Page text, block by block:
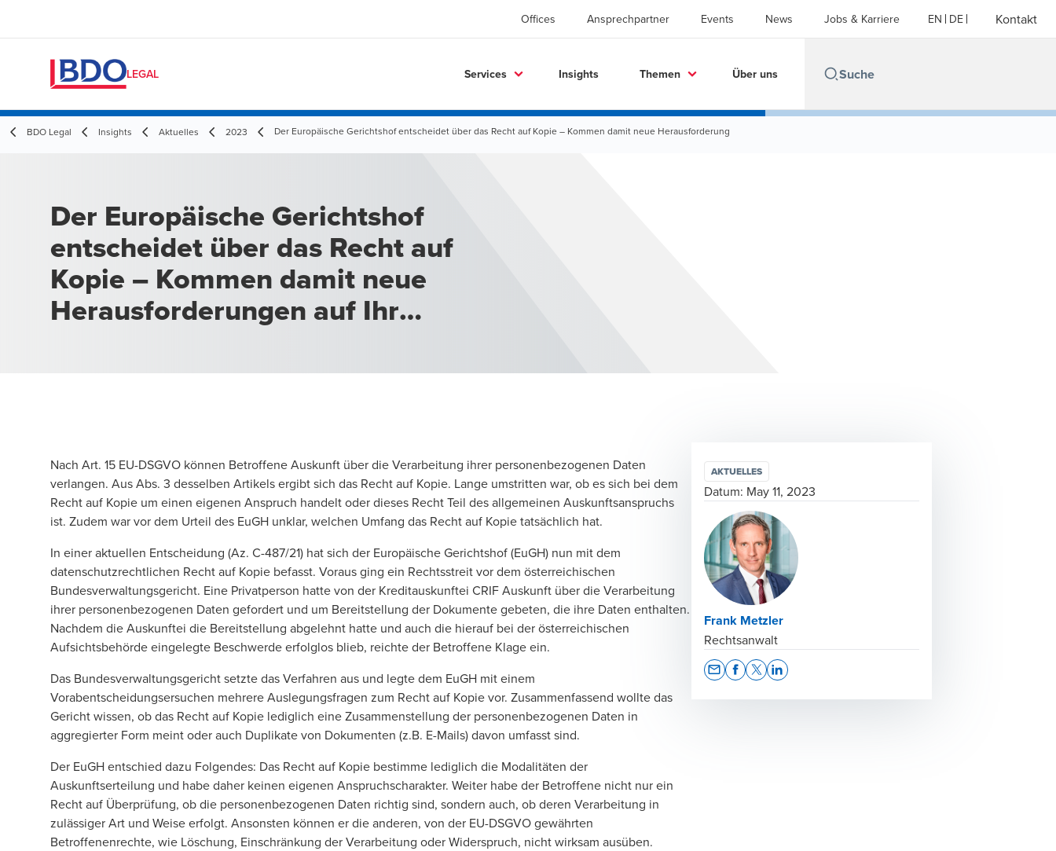
Offices Ansprechpartner Events News Jobs & Karriere EN DE Kontakt
LEGAL Services Insights Themen Über uns
BDO Legal Insights Aktuelles 2023 Der Europäische Gerichtshof entscheidet über das Recht auf Kopie – Kommen damit neue Herausforderung
Der Europäische Gerichtshof
entscheidet über das Recht auf
Kopie – Kommen damit neue
Herausforderungen auf Ihr
Nach Art. 15 EU-DSGVO können Betroffene Auskunft über die Verarbeitung ihrer personenbezogenen Daten
verlangen. Aus Abs. 3 desselben Artikels ergibt sich das Recht auf Kopie. Lange umstritten war, ob es sich bei dem
Recht auf Kopie um einen eigenen Anspruch handelt oder dieses Recht Teil des allgemeinen Auskunftsanspruchs
ist. Zudem war vor dem Urteil des EuGH unklar, welchen Umfang das Recht auf Kopie tatsächlich hat.
In einer aktuellen Entscheidung (Az. C-487/21) hat sich der Europäische Gerichtshof (EuGH) nun mit dem
datenschutzrechtlichen Recht auf Kopie befasst. Voraus ging ein Rechtsstreit vor dem österreichischen
Bundesverwaltungsgericht. Eine Privatperson hatte von der Kreditauskunftei CRIF Auskunft über die Verarbeitung
ihrer personenbezogenen Daten gefordert und um Bereitstellung der Dokumente gebeten, die ihre Daten enthalten.
Nachdem die Auskunftei die Bereitstellung abgelehnt hatte und auch die hierauf bei der österreichischen
Aufsichtsbehörde eingelegte Beschwerde erfolglos blieb, reichte der Betroffene Klage ein.
Das Bundesverwaltungsgericht setzte das Verfahren aus und legte dem EuGH mit einem
Vorabentscheidungsersuchen mehrere Auslegungsfragen zum Recht auf Kopie vor. Zusammenfassend wollte das
Gericht wissen, ob das Recht auf Kopie lediglich eine Zusammenstellung der personenbezogenen Daten in
aggregierter Form meint oder auch Duplikate von Dokumenten (z.B. E-Mails) davon umfasst sind.
Der EuGH entschied dazu Folgendes: Das Recht auf Kopie bestimme lediglich die Modalitäten der
Auskunftserteilung und habe daher keinen eigenen Anspruchscharakter. Weiter habe der Betroffene nicht nur ein
Recht auf Überprüfung, ob die personenbezogenen Daten richtig sind, sondern auch, ob deren Verarbeitung in
zulässiger Art und Weise erfolgt. Ansonsten können er die anderen, von der EU-DSGVO gewährten
Betroffenenrechte, wie Löschung, Einschränkung der Verarbeitung oder Widerspruch, nicht wirksam ausüben.
AKTUELLES
Datum: May 11, 2023
Frank Metzler
Rechtsanwalt